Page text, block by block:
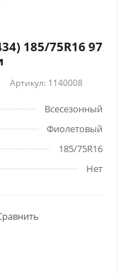
185/75R16 97
Артикул: 1140008
Всесезонный
Фиолетовый
185/75R16
Нет